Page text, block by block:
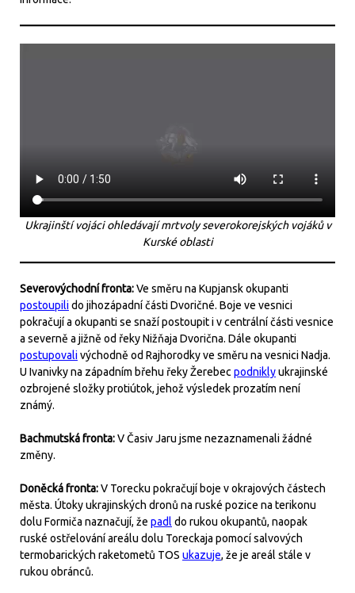
Ukrajinští vojáci ohledávají mrtvoly severokorejských vojáků v
Kurské oblasti
Severovýchodní fronta:Ve směru na Kupjansk okupanti
postoupilido jihozápadní části Dvoričné. Boje ve vesnici
pokračují a okupanti se snaží postoupit i v centrální části vesnice
a severně a jižně od řeky Nižňaja Dvorična. Dále okupanti
postupovalivýchodně od Rajhorodky ve směru na vesnici Nadja.
U Ivanivky na západním břehu řeky Žerebec podniklyukrajinské
ozbrojené složky protiútok, jehož výsledek prozatím není
známý.
Bachmutská fronta:V Časiv Jaru jsme nezaznamenali žádné
změny.
Doněcká fronta:V Torecku pokračují boje v okrajových částech
města. Útoky ukrajinských dronů na ruské pozice na terikonu
dolu Formiča naznačují, že padl do rukou okupantů, naopak
ruské ostřelování areálu dolu Toreckaja pomocí salvových
termobarických raketometů TOS ukazuje, že je areál stále v
rukou obránců.